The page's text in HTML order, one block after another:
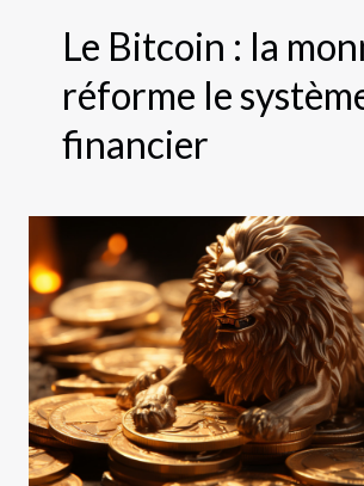
Le Bitcoin : la
réforme le
financier